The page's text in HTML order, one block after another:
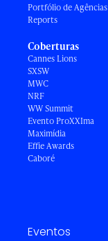
Portfólio de Agências
Reports
Coberturas
Cannes Lions
SXSW
MWC
NRF
WW Summit
Evento ProXXIma
Maximídia
Effie Awards
Caboré
Eventos